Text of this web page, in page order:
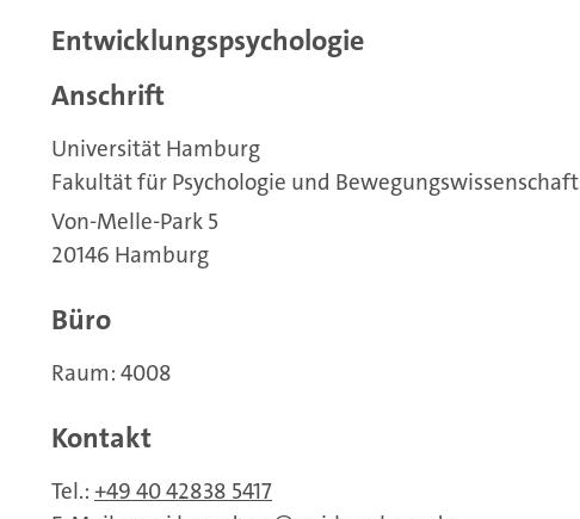
Entwicklungspsychologie
Anschrift
Universität Hamburg
Fakultät für Psychologie und Bewegungswissenschaft
Von-Melle-Park 5
20146 Hamburg
Büro
Raum: 4008
Kontakt
Tel.: +49 40 42838 5417